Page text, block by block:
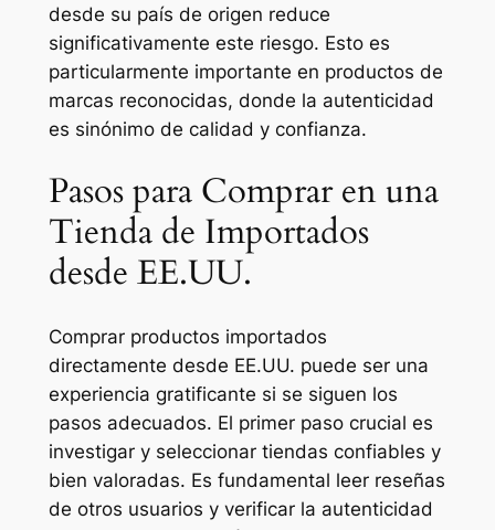
desde su país de origen reduce
significativamente este riesgo. Esto es
particularmente importante en productos de
marcas reconocidas, donde la autenticidad
es sinónimo de calidad y confianza.
Pasos para Comprar en una
Tienda de Importados
desde EE.UU.
Comprar productos importados
directamente desde EE.UU. puede ser una
experiencia gratificante si se siguen los
pasos adecuados. El primer paso crucial es
investigar y seleccionar tiendas confiables y
bien valoradas. Es fundamental leer reseñas
de otros usuarios y verificar la autenticidad